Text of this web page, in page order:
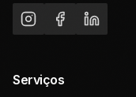
Serviços